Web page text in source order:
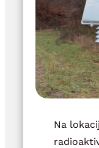
Na